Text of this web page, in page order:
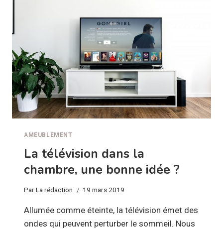
AMEUBLEMENT
La télévision dans la
chambre, une bonne idée ?
ParLa rédaction 19 mars 2019
Allumée comme éteinte, la télévision émet des
ondes qui peuvent perturber le sommeil. Nous